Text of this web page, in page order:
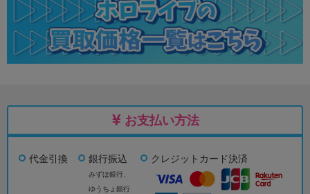
お支払い方法
代金引換 銀行振込
みずほ銀行、
ゆうちょ銀行
クレジットカード決済